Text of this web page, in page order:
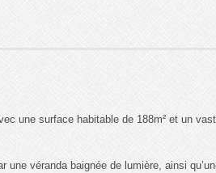
une surface habitable de 188m² et un
véranda baignée de lumière, ainsi